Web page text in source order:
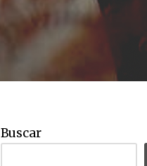
Buscar